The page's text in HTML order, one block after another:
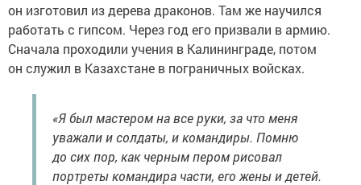
он изготовил из дерева драконов. Там же научился
работать с гипсом. Через год его призвали в армию.
Сначала проходили учения в Калининграде, потом
он служил в Казахстане в пограничных войсках.
«Я был мастером на все руки, за что меня
уважали и солдаты, и командиры. Помню
до сих пор, как черным пером рисовал
портреты командира части, его жены и детей.